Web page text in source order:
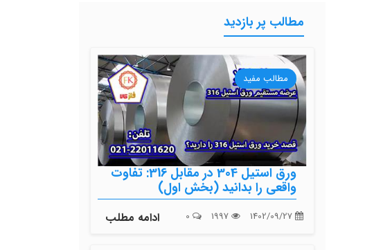
مطالب پر بازدید
مطالب مفید
ورق استیل 304 در مقابل 316: تفاوت
واقعی را بدانید (بخش اول)
ادامه مطلب